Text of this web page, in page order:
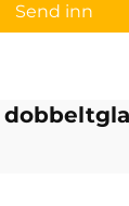
Send inn